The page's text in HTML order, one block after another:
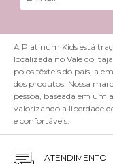
A Platinum Kids está
localizada no Vale do
polos têxteis do país, a
dos produtos. Nossa
pessoa, baseada em um
valorizando a liberdade
e confortáveis.
ATENDIMENTO